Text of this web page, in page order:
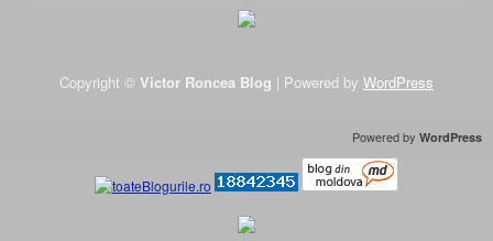
Copyright © Victor Roncea Blog | Powered by WordPress
Powered by WordPress